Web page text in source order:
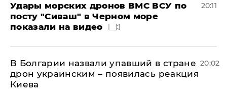
Удары морских дронов ВМС ВСУ по
посту "Сиваш" в Черном море
показали на видео
20:11
В Болгарии назвали упавший в стране
дрон украинским – появилась реакция
Киева
20:02